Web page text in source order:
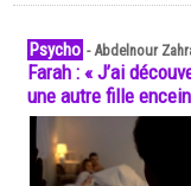
Psycho -Abdelnour
Farah : « J’ai
une autre fille